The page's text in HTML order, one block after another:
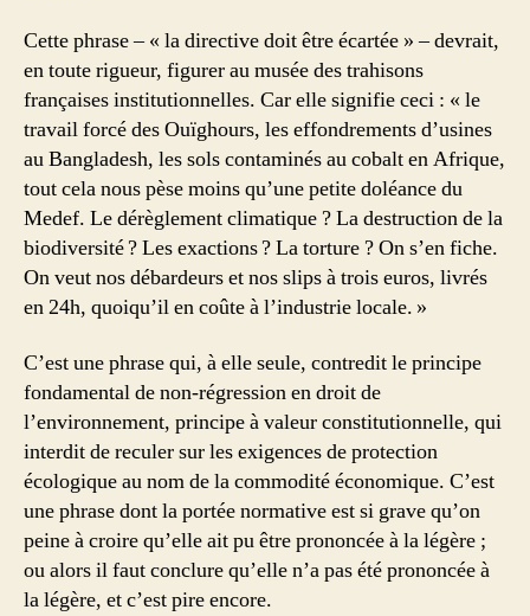
Cette phrase – « la directive doit être écartée » – devrait,
en toute rigueur, figurer au musée des trahisons
françaises institutionnelles. Car elle signifie ceci : « le
travail forcé des Ouïghours, les effondrements d’usines
au Bangladesh, les sols contaminés au cobalt en Afrique,
tout cela nous pèse moins qu’une petite doléance du
Medef. Le dérèglement climatique ? La destruction de la
biodiversité ? Les exactions ? La torture ? On s’en fiche.
On veut nos débardeurs et nos slips à trois euros, livrés
en 24h, quoiqu’il en coûte à l’industrie locale. »
C’est une phrase qui, à elle seule, contredit le principe
fondamental de non-régression en droit de
l’environnement, principe à valeur constitutionnelle, qui
interdit de reculer sur les exigences de protection
écologique au nom de la commodité économique. C’est
une phrase dont la portée normative est si grave qu’on
peine à croire qu’elle ait pu être prononcée à la légère ;
ou alors il faut conclure qu’elle n’a pas été prononcée à
la légère, et c’est pire encore.